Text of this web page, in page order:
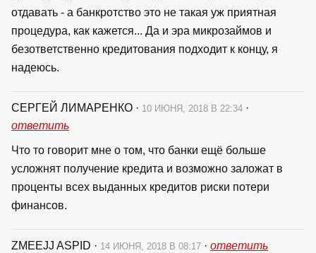
отдавать - а банкротство это не такая уж приятная
процедура, как кажется... Да и эра микрозаймов и
безответственно кредитования подходит к концу, я
надеюсь.
СЕРГЕЙ ЛИМАРЕНКО · 10 ИЮНЯ, 2018 В 22:34 ·
ответить
Что то говорит мне о том, что банки ещё больше
усложнят получение кредита и возможно заложат в
проценты всех выданных кредитов риски потери
финансов.
ZMEEJJ ASPID · 14 ИЮНЯ, 2018 В 08:17 · ответить